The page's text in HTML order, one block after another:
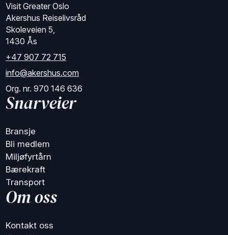
Visit Greater Oslo
Akershus Reiselivsråd
Skoleveien 5,
1430 Ås
+47 907 72 715
info@akershus.com
Org. nr. 970 146 636
Snarveier
Bransje
Bli medlem
Miljøfyrtårn
Bærekraft
Transport
Om oss
Kontakt oss